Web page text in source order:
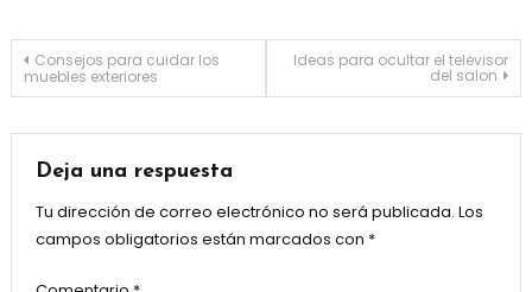
Navegación
entradas
Consejos para cuidar los
muebles exteriores
Ideas para ocultar el televisor
del salon
Deja una respuesta
Tu dirección de correo electrónico no será publicada. Los
campos obligatorios están marcados con *